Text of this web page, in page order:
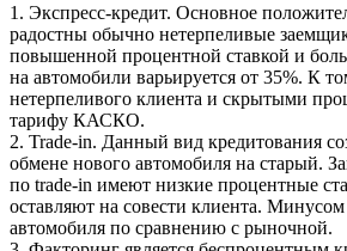
1. Экспресс-кредит. Основное
радостны обычно нетерпеливые
повышенной процентной ставкой и
на автомобили варьируется от 35%. К
нетерпеливого клиента и скрытыми
тарифу КАСКО.
2. Trade-in. Данный вид кредитования
обмене нового автомобиля на старый.
по trade-in имеют низкие процентные
оставляют на совести клиента.
автомобиля по сравнению с рыночной.